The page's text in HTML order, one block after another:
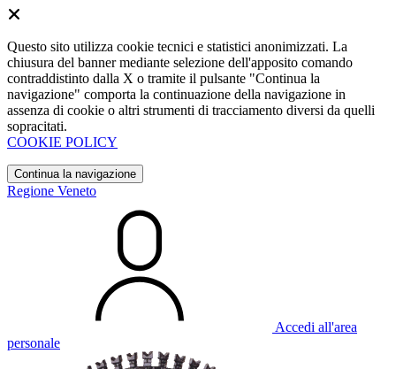
Questo sito utilizza cookie tecnici e statistici anonimizzati. La
chiusura del banner mediante selezione dell'apposito comando
contraddistinto dalla X o tramite il pulsante "Continua la
navigazione" comporta la continuazione della navigazione in
assenza di cookie o altri strumenti di tracciamento diversi da quelli
sopracitati.
COOKIE POLICY
Continua la navigazione
Regione Veneto
Accedi all'area
personale